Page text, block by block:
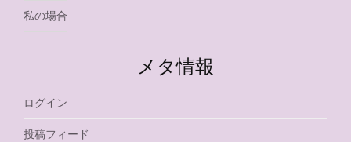
私の場合
メタ情報
ログイン
投稿フィード